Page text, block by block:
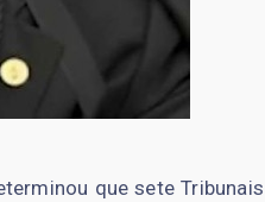
que sete Tribunais